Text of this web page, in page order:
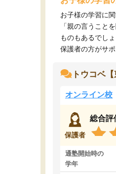
お子様の学習に
「親の言うこと
ものもあるでしょ
保護者の方がサ
トウコベ
オンライン校
保護者
総合評
通塾開始時の
学年